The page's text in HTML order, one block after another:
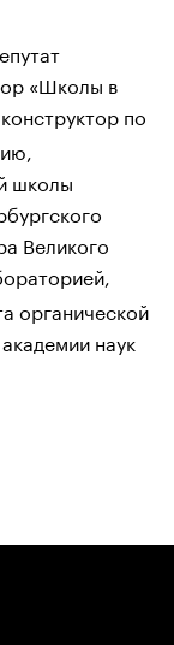
«Школы в
конструктор по
школы
Великого
органической
наук